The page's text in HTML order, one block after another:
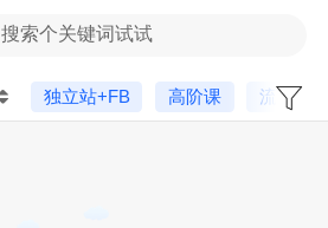
搜索个关键词试试
独立站+FB 高阶课 流量运